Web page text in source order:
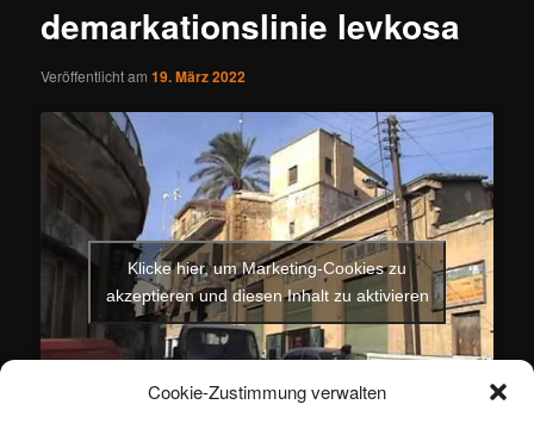
Cookie-Zustimmung verwalten
demarkationslinie levkosa
Veröffentlicht am19. März 2022
Klicke hier, um Marketing-Cookies zu
akzeptieren und diesen Inhalt zu aktivieren